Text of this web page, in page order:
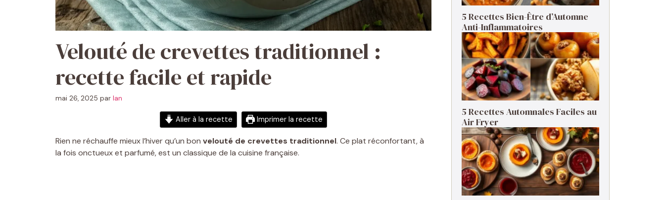
Velouté de crevettes traditionnel :
recette facile et rapide
mai 26, 2025 par Ian
Aller à la recette Imprimer la recette
Rien ne réchauffe mieux l’hiver qu’un bon velouté de crevettes traditionnel. Ce plat réconfortant, à
la fois onctueux et parfumé, est un classique de la cuisine française.
5 Recettes Bien-Être d’Automne
Anti-Inflammatoires
5 Recettes Automnales Faciles au
Air Fryer